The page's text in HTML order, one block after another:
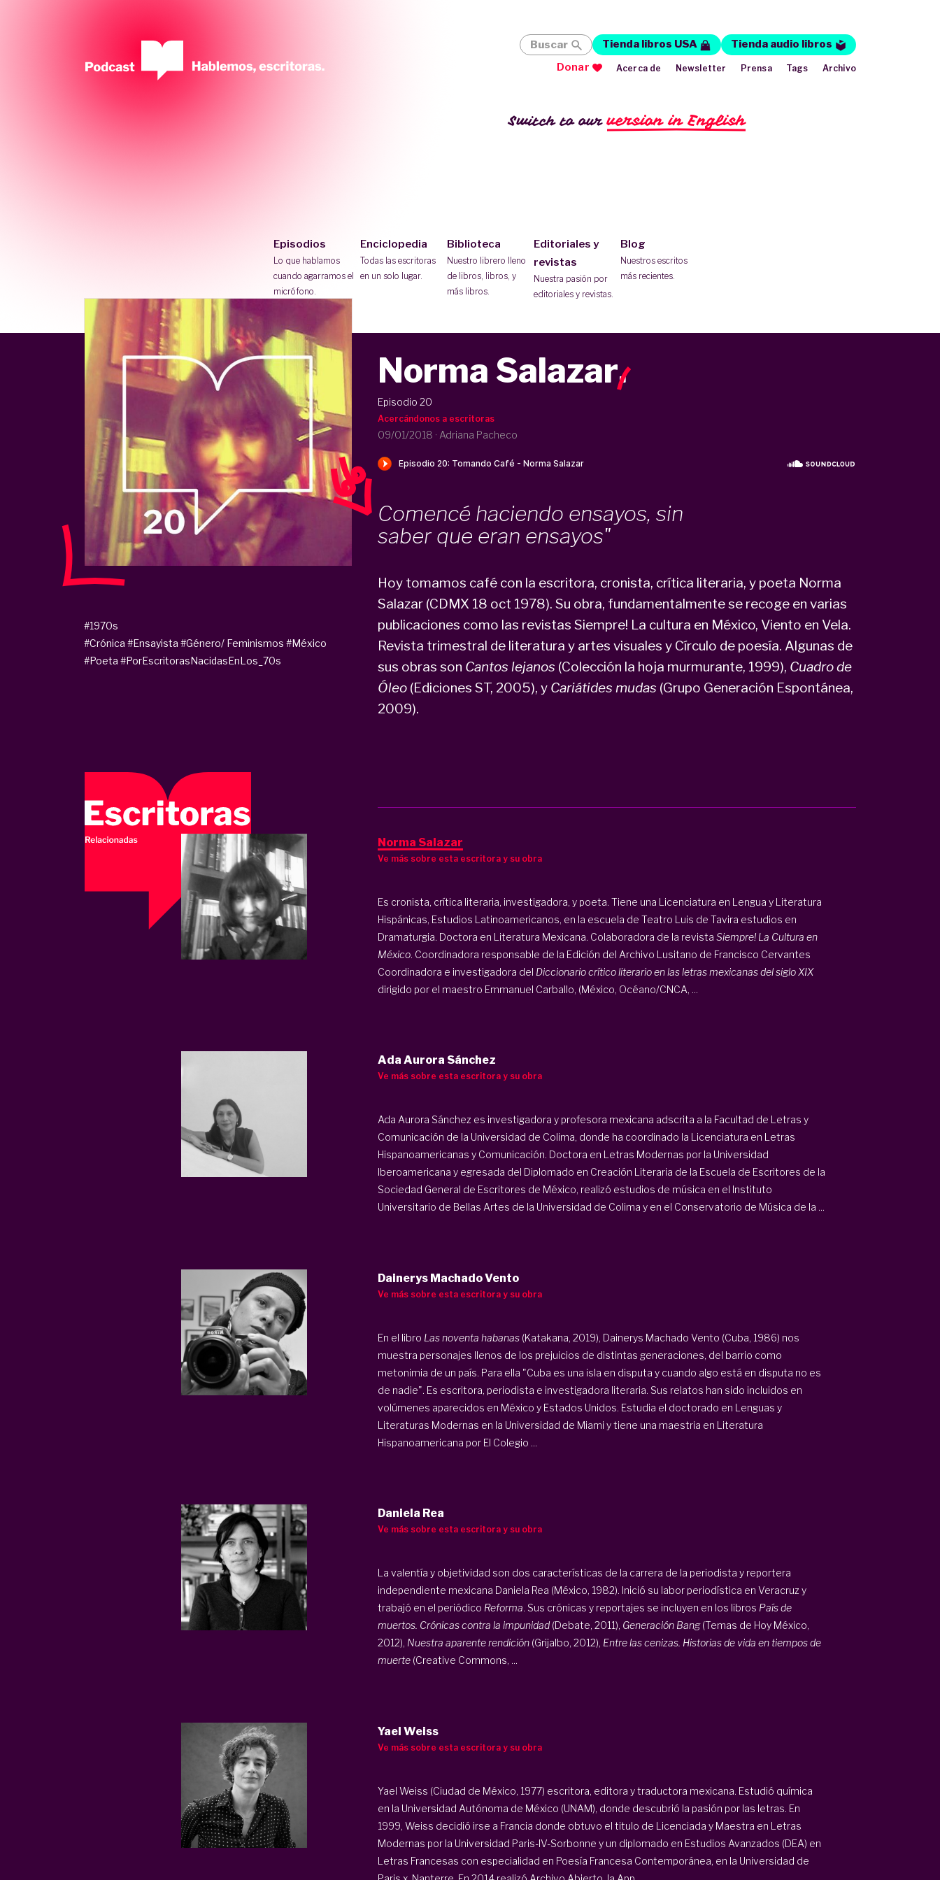
Switch to ourversion in English
Episodios
Lo que hablamos
cuando agarramos el
micrófono.
Enciclopedia
Todas las escritoras
en un solo lugar.
Biblioteca
Nuestro librero lleno
de libros, libros, y
más libros.
Editoriales y
revistas
Nuestra pasión por
editoriales y revistas.
Blog
Nuestros escritos
más recientes.
Buscar Tienda libros USA
Tienda audio libros
Donar
Acerca de Newsletter Prensa Tags Archivo
Norma Salazar.
Episodio 20
Acercándonos a escritoras
09/01/2018 · Adriana Pacheco
Comencé haciendo ensayos, sin
saber que eran ensayos"
Hoy tomamos café con la escritora, cronista, crítica literaria, y poeta Norma
Salazar (CDMX 18 oct 1978). Su obra, fundamentalmente se recoge en varias
publicaciones como las revistas Siempre! La cultura en México, Viento en Vela.
Revista trimestral de literatura y artes visuales y Círculo de poesía. Algunas de
sus obras son Cantos lejanos (Colección la hoja murmurante, 1999), Cuadro de
Óleo(Ediciones ST, 2005), y Cariátides mudas (Grupo Generación Espontánea,
2009).
#1970s
#Crónica #Ensayista #Género/ Feminismos #México
#Poeta #PorEscritorasNacidasEnLos_70s
Norma Salazar
Ve más sobre esta escritora y su obra
Es cronista, crítica literaria, investigadora, y poeta. Tiene una Licenciatura en Lengua y Literatura
Hispánicas, Estudios Latinoamericanos, en la escuela de Teatro Luis de Tavira estudios en
Dramaturgia. Doctora en Literatura Mexicana. Colaboradora de la revista Siempre! La Cultura en
México. Coordinadora responsable de la Edición del Archivo Lusitano de Francisco Cervantes
Coordinadora e investigadora del Diccionario crítico literario en las letras mexicanas del siglo XIX
dirigido por el maestro Emmanuel Carballo, (México, Océano/CNCA, ...
Ada Aurora Sánchez
Ve más sobre esta escritora y su obra
Ada Aurora Sánchez es investigadora y profesora mexicana adscrita a la Facultad de Letras y
Comunicación de la Universidad de Colima, donde ha coordinado la Licenciatura en Letras
Hispanoamericanas y Comunicación. Doctora en Letras Modernas por la Universidad
Iberoamericana y egresada del Diplomado en Creación Literaria de la Escuela de Escritores de la
Sociedad General de Escritores de México, realizó estudios de música en el Instituto
Universitario de Bellas Artes de la Universidad de Colima y en el Conservatorio de Música de la ...
Dainerys Machado Vento
Ve más sobre esta escritora y su obra
En el libro Las noventa habanas (Katakana, 2019), Dainerys Machado Vento (Cuba, 1986) nos
muestra personajes llenos de los prejuicios de distintas generaciones, del barrio como
metonimia de un país. Para ella "Cuba es una isla en disputa y cuando algo está en disputa no es
de nadie". Es escritora, periodista e investigadora literaria. Sus relatos han sido incluidos en
volúmenes aparecidos en México y Estados Unidos. Estudia el doctorado en Lenguas y
Literaturas Modernas en la Universidad de Miami y tiene una maestria en Literatura
Hispanoamericana por El Colegio ...
Daniela Rea
Ve más sobre esta escritora y su obra
La valentía y objetividad son dos características de la carrera de la periodista y reportera
independiente mexicana Daniela Rea (México, 1982). Inició su labor periodística en Veracruz y
trabajó en el periódico Reforma. Sus crónicas y reportajes se incluyen en los libros País de
muertos. Crónicas contra la impunidad(Debate, 2011), Generación Bang(Temas de Hoy México,
2012), Nuestra aparente rendición(Grijalbo, 2012), Entre las cenizas. Historias de vida en tiempos de
muerte (Creative Commons, ...
Yael Weiss
Ve más sobre esta escritora y su obra
Yael Weiss (Ciudad de México, 1977) escritora, editora y traductora mexicana. Estudió química
en la Universidad Autónoma de México (UNAM), donde descubrió la pasión por las letras. En
1999, Weiss decidió irse a Francia donde obtuvo el titulo de Licenciada y Maestra en Letras
Modernas por la Universidad Paris-IV-Sorbonne y un diplomado en Estudios Avanzados (DEA) en
Letras Francesas con especialidad en Poesía Francesa Contemporánea, en la Universidad de